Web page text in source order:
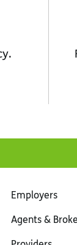
Employers
Agents &